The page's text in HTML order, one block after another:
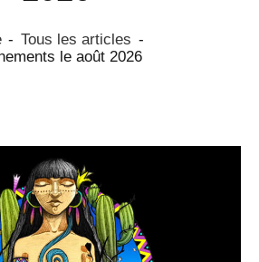
Tous les articles
le août 2026
ARTICLES